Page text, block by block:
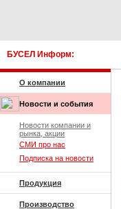
БУСЕЛ Информ:
О компании
Новости и события
Новости компании и
рынка, акции
СМИ про нас
Подписка на новости
Продукция
Производство